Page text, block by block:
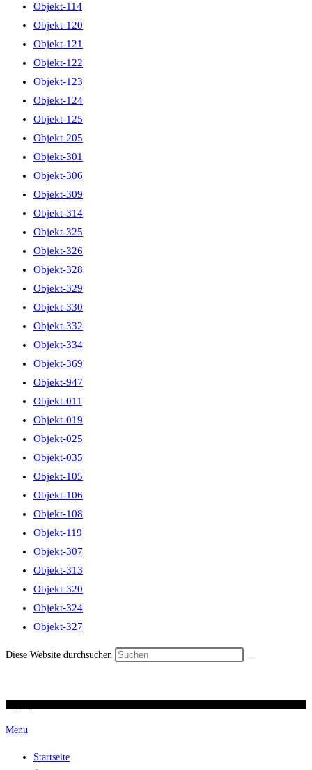
Objekt-114
Objekt-120
Objekt-121
Objekt-122
Objekt-123
Objekt-124
Objekt-125
Objekt-205
Objekt-301
Objekt-306
Objekt-309
Objekt-314
Objekt-325
Objekt-326
Objekt-328
Objekt-329
Objekt-330
Objekt-332
Objekt-334
Objekt-369
Objekt-947
Objekt-011
Objekt-019
Objekt-025
Objekt-035
Objekt-105
Objekt-106
Objekt-108
Objekt-119
Objekt-307
Objekt-313
Objekt-320
Objekt-324
Objekt-327
Diese Website durchsuchen
Menu
Startseite